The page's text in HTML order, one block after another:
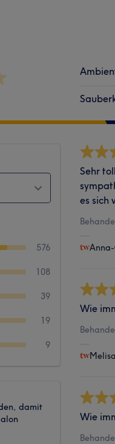
576
108
39
19
9
damit
Sehr
es sich
Wie
Melisa
Wie